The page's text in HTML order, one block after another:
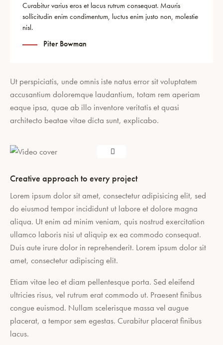
Curabitur varius eros et lacus rutrum consequat. Mauris
sollicitudin enim condimentum, luctus enim justo non, molestie
nisl.
Piter Bowman
Ut perspiciatis, unde omnis iste natus error sit voluptatem
accusantium doloremque laudantium, totam rem aperiam
eaque ipsa, quae ab illo inventore veritatis et quasi
architecto beatae vitae dicta sunt, explicabo.
Creative approach to every project
Lorem ipsum dolor sit amet, consectetur adipisicing elit, sed
do eiusmod tempor incididunt ut labore et dolore magna
aliqua. Ut enim ad minim veniam, quis nostrud exercitation
ullamco laboris nisi ut aliquip ex ea commodo consequat.
Duis aute irure dolor in reprehenderit. Lorem ipsum dolor sit
amet, consectetur adipiscing elit.
Etiam vitae leo et diam pellentesque porta. Sed eleifend
ultricies risus, vel rutrum erat commodo ut. Praesent finibus
congue euismod. Nullam scelerisque massa vel augue
placerat, a tempor sem egestas. Curabitur placerat finibus
lacus.